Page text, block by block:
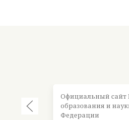
Официальный сайт
образования и
Федерации